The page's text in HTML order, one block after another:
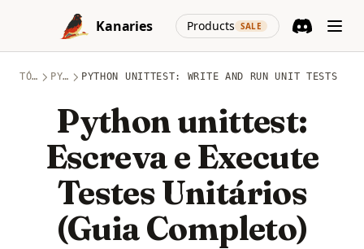
Skip to content
Kanaries
Products SALE
(opens in a
TÓPICOS PYTHON PYTHON UNITTEST: WRITE AND RUN UNIT TESTS
Python unittest:
Escreva e Execute
Testes Unitários
(Guia Completo)